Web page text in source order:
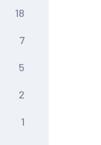
18
7
5
2
1